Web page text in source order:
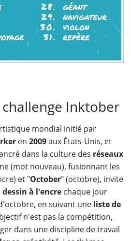
Inktober
mondial initié par
en 2009aux États-Unis, et
dans la culture des réseaux
(mot nouveau), fusionnant les
et "October" (octobre), invite
dessin à l'encre chaque jour
en suivant une liste de
n'est pas la compétition,
dans une discipline de travail